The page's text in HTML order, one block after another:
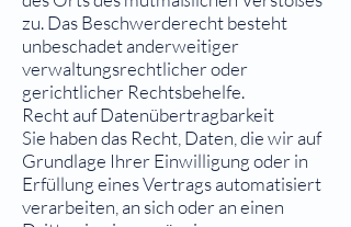
zu. Das Beschwerderecht besteht
unbeschadet anderweitiger
verwaltungsrechtlicher oder
gerichtlicher Rechtsbehelfe.
Recht auf Datenübertragbarkeit
Sie haben das Recht, Daten, die wir auf
Grundlage Ihrer Einwilligung oder in
Erfüllung eines Vertrags automatisiert
verarbeiten, an sich oder an einen